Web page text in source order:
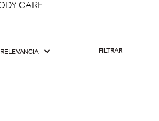
RELEVANCIA FILTRAR